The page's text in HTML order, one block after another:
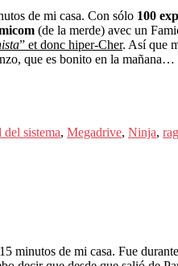
de mi casa. Con sólo 100
(de la merde) avec un
” et donc hiper-Cher. Así que
que es bonito en la
sistema, Megadrive, Ninja,
minutos de mi casa. Fue